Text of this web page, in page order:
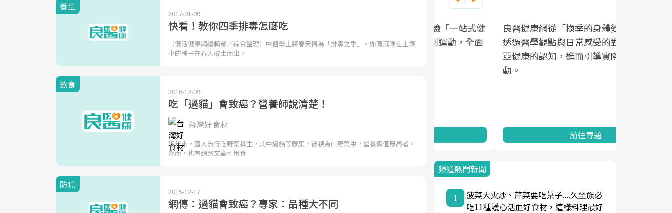
養生
2017-01-09
快看！教你四季排毒怎麼吃
（優活健康網編輯部／綜合整理）中醫學上將春天稱為「排毒之季」。如同沉睡在土壤
中的種子在春天破土而出，
飲食
2016-12-09
吃「過貓」會致癌？營養師說清楚！
台灣好食材
近年來，國人流行吃野菜養生，其中過貓等蕨菜，被視為山野菜中，營養價值最高者。
然而，也有網路文章引用食
防癌
2015-12-17
網傳：過貓會致癌？專家：品種大不同
面對超高齡社會的浪潮，台灣正在快速邁
向「健康照護」的新時代。隨著國家政策
務，更是民眾了解自身健康狀況、啟動健
康管理的重要起點。
2025年，就到良醫生活祭體驗「一站式健
康新生活」，從講座、體驗到運動，全面
良醫健康網從「換季的身體變化」出發，
透過醫學觀點與日常感受的對話，建立對
亞健康的認知，進而引導實際的改善行
頻道熱門新聞
1
菠菜大火炒、芹菜要吃葉子....久坐族必
吃11種護心活血好食材，這樣料理最好